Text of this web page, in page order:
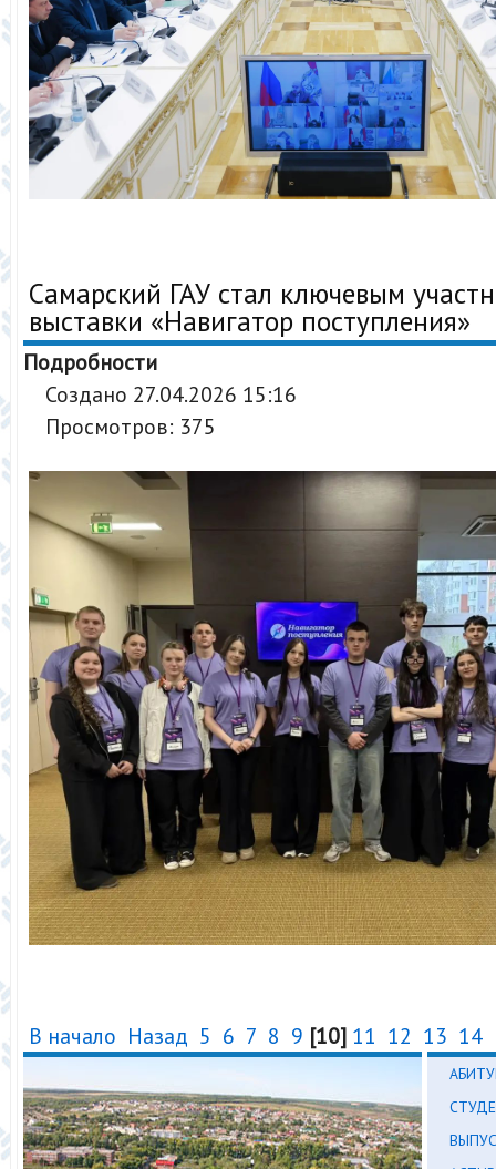
Самарский ГАУ стал ключевым
выставки «Навигатор поступления»
Подробности
Создано 27.04.2026 15:16
Просмотров: 375
В начало Назад 5 6 7 8 9 [10] 11 12 13 14